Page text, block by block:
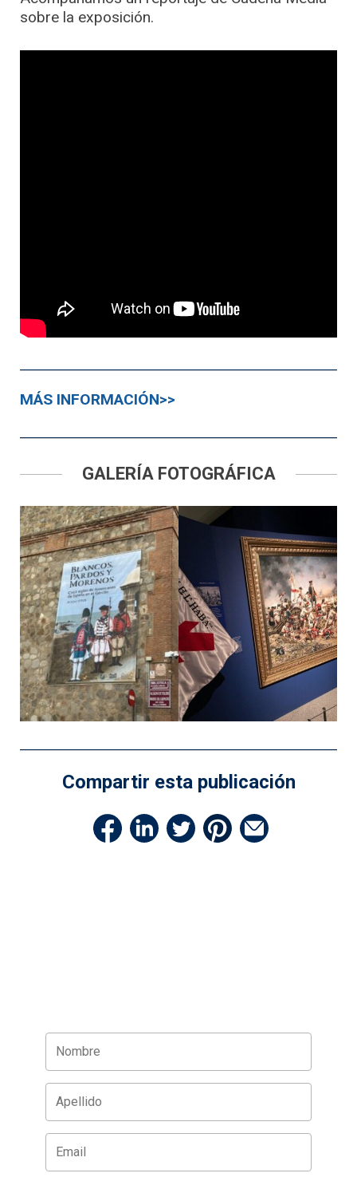
sobre la exposición.
MÁS INFORMACIÓN>>
GALERÍA FOTOGRÁFICA
Compartir esta publicación